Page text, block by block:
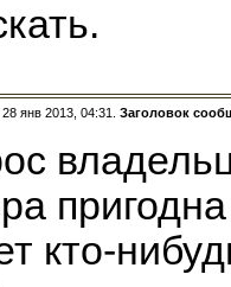
28 янв 2013, 04:31. Заголовок
кто-